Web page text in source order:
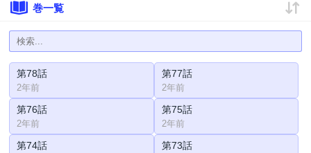
巻一覧
第78話
2年前
第77話
2年前
第76話
2年前
第75話
2年前
第74話 第73話